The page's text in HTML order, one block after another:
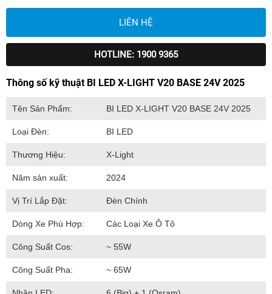
LIÊN HỆ
HOTLINE: 1900 9365
Thông số kỹ thuật BI LED X-LIGHT V20 BASE 24V 2025
Tên Sản Phẩm: BI LED X-LIGHT V20 BASE 24V 2025
Loại Đèn: BI LED
Thương Hiệu: X-Light
Năm sản xuất: 2024
Vị Trí Lắp Đặt: Đèn Chính
Dòng Xe Phù Hợp: Các Loại Xe Ô Tô
Công Suất Cos: ~ 55W
Công Suất Pha: ~ 65W